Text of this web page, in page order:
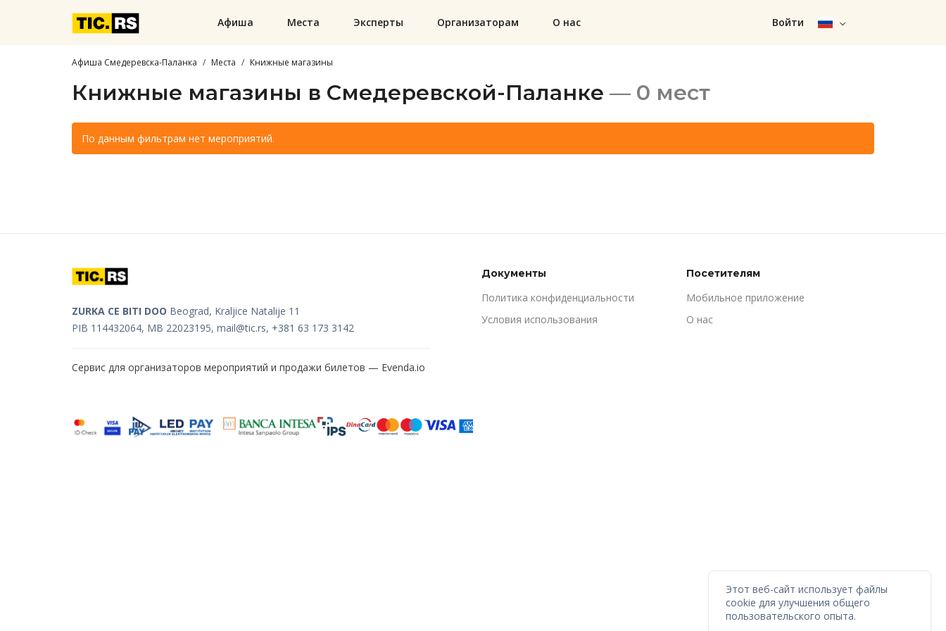
Афиша Места Эксперты Организаторам О нас Войти
Афиша Смедеревска-Паланка Места Книжные магазины
Книжные магазины в Смедеревской-Паланке — 0 мест
По данным фильтрам нет мероприятий.
ZURKA CE BITI DOO Beograd, Kraljice Natalije 11
PIB 114432064, MB 22023195, mail@tic.rs, +381 63 173 3142
Сервис для организаторов мероприятий и продажи билетов — Evenda.io
Документы
Политика конфиденциальности
Условия использования
Посетителям
Мобильное приложение
О нас
Этот веб-сайт использует файлы
cookie для улучшения общего
пользовательского опыта.